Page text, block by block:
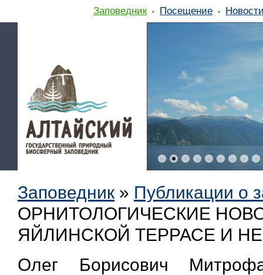
Заповедник Посещение
Заповедник » Публикации о
ОРНИТОЛОГИЧЕСКИЕ
ЯЙЛИНСКОЙ ТЕРРАСЕ И НЕ
Олег Борисович